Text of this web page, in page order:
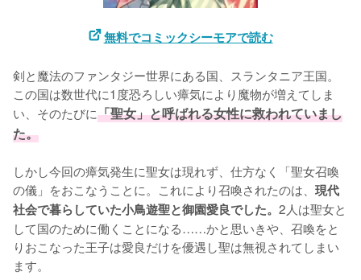
無料でコミックシーモアで読む
剣と魔法のファンタジー世界にある国、スランタニア王国。
この国は数世代に1度恐ろしい瘴気により魔物が増えてしま
い、そのたびに「聖女」と呼ばれる女性に救われていまし
た。
しかし今回の瘴気発生に聖女は現れず、仕方なく「聖女召喚
の儀」をおこなうことに。これにより召喚されたのは、 現代
社会で暮らしていた小鳥遊聖と御園愛良でした。 2人は聖女と
して国のために働くことになる……かと思いきや、召喚をと
りおこなった王子は愛良だけを優遇し聖は無視されてしまい
ます。